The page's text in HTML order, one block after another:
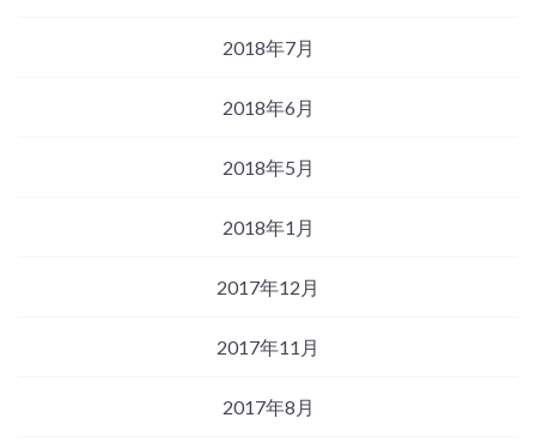
2018年7月
2018年6月
2018年5月
2018年1月
2017年12月
2017年11月
2017年8月